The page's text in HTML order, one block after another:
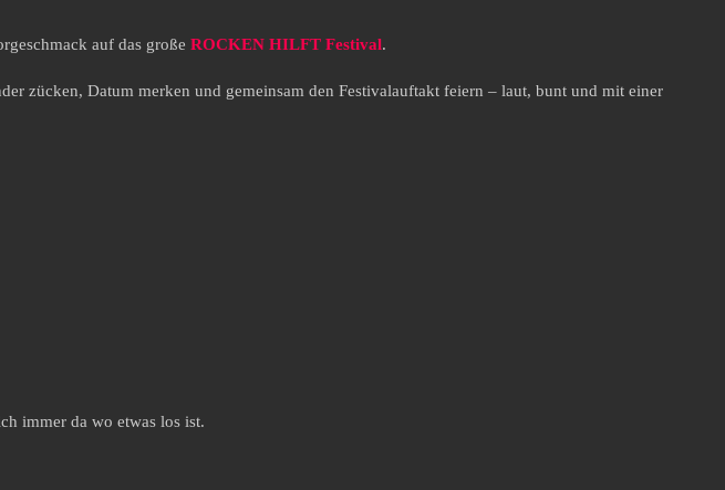
auf das große ROCKEN HILFT Festival.
zücken, Datum merken und gemeinsam den Festivalauftakt feiern – laut, bunt und mit einer
immer da wo etwas los ist.